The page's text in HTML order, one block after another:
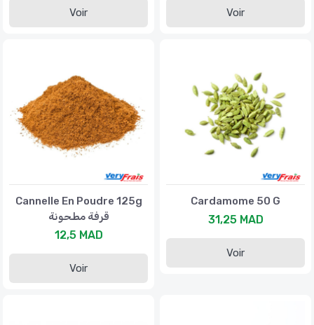
Voir Voir
Cannelle En Poudre 125g
قرفة مطحونة
12,5 MAD
Voir
Cardamome 50 G
31,25 MAD
Voir